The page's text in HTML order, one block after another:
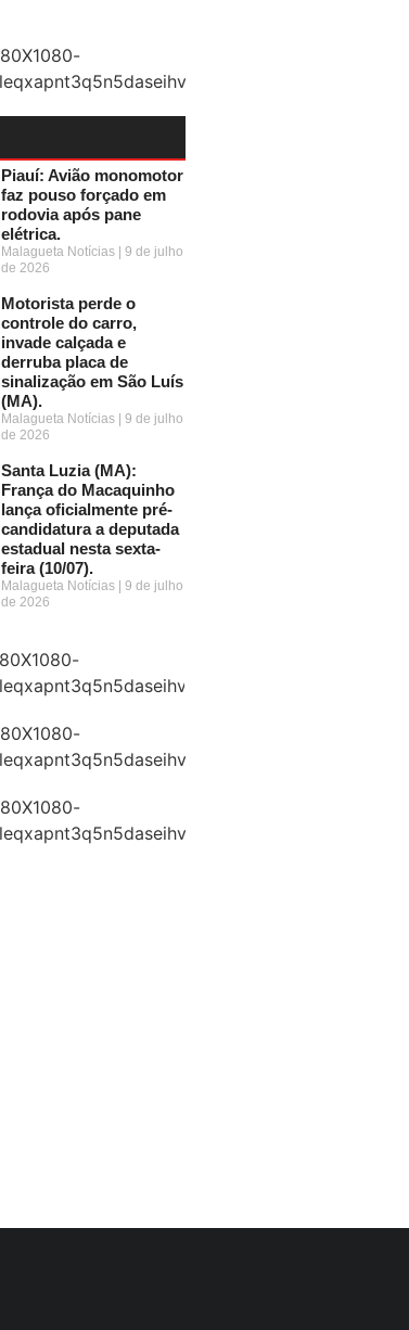
Piauí: Avião monomotor
faz pouso forçado em
rodovia após pane
elétrica.
Malagueta Notícias
9 de julho
de 2026
Motorista perde o
controle do carro,
invade calçada e
derruba placa de
sinalização em São Luís
(MA).
Malagueta Notícias
9 de julho
de 2026
Santa Luzia (MA):
França do Macaquinho
lança oficialmente pré-
candidatura a deputada
estadual nesta sexta-
feira (10/07).
Malagueta Notícias
9 de julho
de 2026